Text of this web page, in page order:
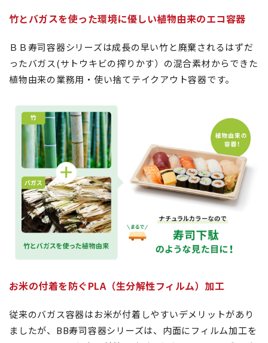
竹とバガスを使った環境に優しい植物由来のエコ容器
ＢＢ寿司容器シリーズは成長の早い竹と廃棄されるはずだ
ったバガス(サトウキビの搾りかす）の混合素材からできた
植物由来の業務用・使い捨てテイクアウト容器です。
お米の付着を防ぐPLA（生分解性フィルム）加工
従来のバガス容器はお米が付着しやすいデメリットがあり
ましたが、BB寿司容器シリーズは、内面にフィルム加工を